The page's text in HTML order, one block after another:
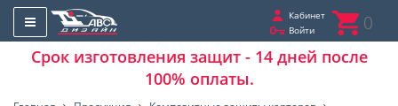
Кабинет
Войти
0
Срок изготовления защит - 14 дней после
100% оплаты.